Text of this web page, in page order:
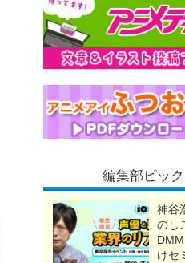
編集部ピッ
神谷
のし
けセ